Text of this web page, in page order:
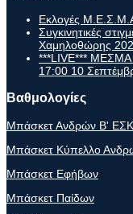
Εκλογές
Συγκινητικές
Χαμηλοθώρης
***LIVE***
17:00 10
Βαθμολογίες
Μπάσκετ Ανδρών Β'
Μπάσκετ Κύπελλο
Μπάσκετ Εφήβων
Μπάσκετ Παίδων